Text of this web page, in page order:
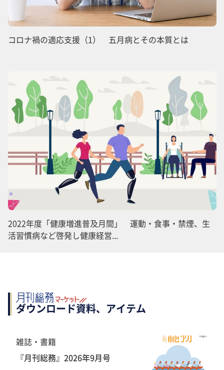
コロナ禍の適応支援（1） 五月病とその本質とは
2022年度「健康増進普及月間」 運動・食事・禁煙、生
活習慣病など啓発し健康経営...
ダウンロード資料、アイテム
雑誌・書籍
『月刊総務』2026年9月号